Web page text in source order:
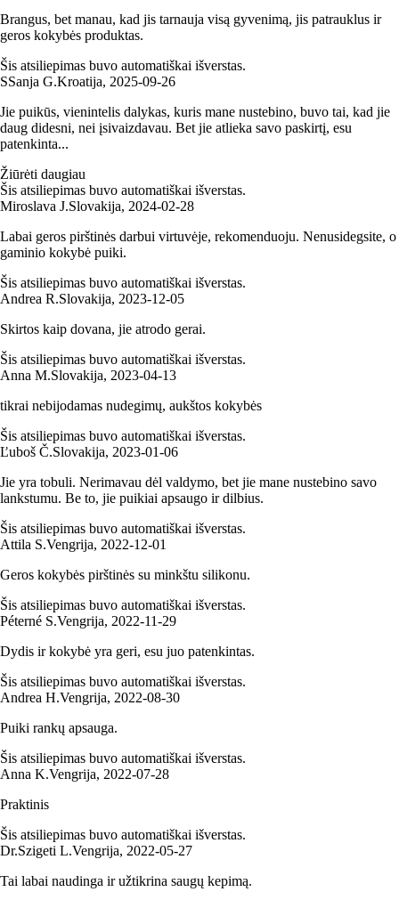
Brangus, bet manau, kad jis tarnauja visą gyvenimą, jis patrauklus ir
geros kokybės produktas.
Šis atsiliepimas buvo automatiškai išverstas.
SSanja G.Kroatija, 2025‑09‑26
Jie puikūs, vienintelis dalykas, kuris mane nustebino, buvo tai, kad jie
daug didesni, nei įsivaizdavau. Bet jie atlieka savo paskirtį, esu
patenkinta...
Žiūrėti daugiau
Šis atsiliepimas buvo automatiškai išverstas.
Miroslava J.Slovakija, 2024‑02‑28
Labai geros pirštinės darbui virtuvėje, rekomenduoju. Nenusidegsite, o
gaminio kokybė puiki.
Šis atsiliepimas buvo automatiškai išverstas.
Andrea R.Slovakija, 2023‑12‑05
Skirtos kaip dovana, jie atrodo gerai.
Šis atsiliepimas buvo automatiškai išverstas.
Anna M.Slovakija, 2023‑04‑13
tikrai nebijodamas nudegimų, aukštos kokybės
Šis atsiliepimas buvo automatiškai išverstas.
Ľuboš Č.Slovakija, 2023‑01‑06
Jie yra tobuli. Nerimavau dėl valdymo, bet jie mane nustebino savo
lankstumu. Be to, jie puikiai apsaugo ir dilbius.
Šis atsiliepimas buvo automatiškai išverstas.
Attila S.Vengrija, 2022‑12‑01
Geros kokybės pirštinės su minkštu silikonu.
Šis atsiliepimas buvo automatiškai išverstas.
Péterné S.Vengrija, 2022‑11‑29
Dydis ir kokybė yra geri, esu juo patenkintas.
Šis atsiliepimas buvo automatiškai išverstas.
Andrea H.Vengrija, 2022‑08‑30
Puiki rankų apsauga.
Šis atsiliepimas buvo automatiškai išverstas.
Anna K.Vengrija, 2022‑07‑28
Praktinis
Šis atsiliepimas buvo automatiškai išverstas.
Dr.Szigeti L.Vengrija, 2022‑05‑27
Tai labai naudinga ir užtikrina saugų kepimą.